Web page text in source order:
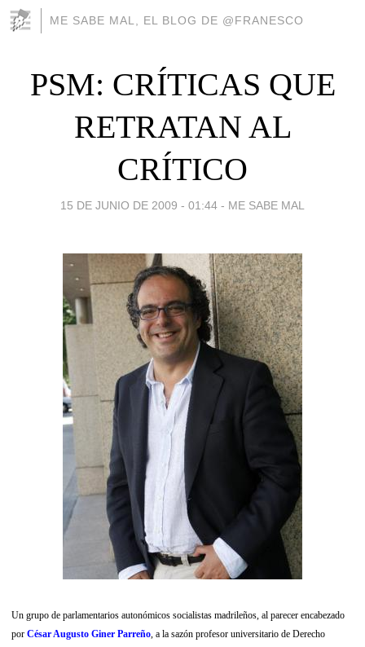
ME SABE MAL, EL BLOG DE @FRANESCO
PSM: CRÍTICAS QUE
RETRATAN AL
CRÍTICO
15 DE JUNIO DE 2009 - 01:44 - ME SABE MAL
Un grupo de parlamentarios autonómicos socialistas madrileños, al parecer encabezado
por César Augusto Giner Parreño , a la sazón profesor universitario de Derecho